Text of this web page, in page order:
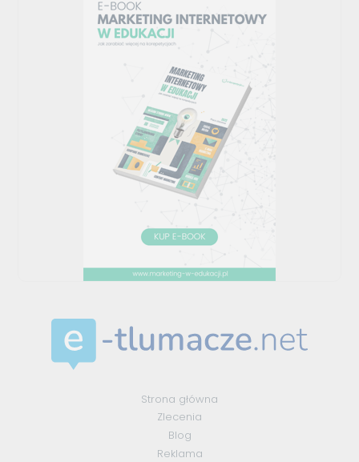
Strona główna
Zlecenia
Blog
Reklama